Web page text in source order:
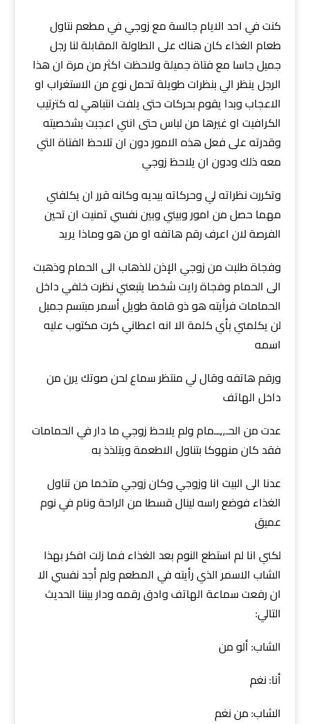
كنت في احد الايام جالسة مع زوجي في مطعم نتاول
طعام الغذاء كان هناك على الطاولة المقابلة لنا رجل
جميل جاسا مع فتاة جميلة ولاحظت اكثر من مرة ان هذا
الرجل ينظر الي بنظرات طويلة تحمل نوع من الاستغراب او
الاعجاب وبدا يقوم بحركات حتى يلفت انتباهي له كترتيب
الكرافيت او غيرها من لباس حتى انني اعجبت بشخصيته
وقدرته على فعل هذه الامور دون ان تلاحظ الفتاة التي
معه ذلك ودون ان يلاحظ زوجي
وتكررت نظراته لي وحركاته بيديه وكانه قرر ان يكلفني
مهما حصل من امور وبيني وبين نفسي تمنيت ان تحين
الفرصة لان اعرف رقم هاتفه او من هو وماذا يريد
وفجاة طلبت من زوجي الإذن للذهاب الى الحمام وذهبت
الى الحمام وفجاة رايت شخصا يتبعني نظرت خلفي داخل
الحمامات فرأيته هو ذو قامة طويل أسمر مبتسم جميل
لن يكلمني بأي كلمة الا انه اعطاني كرت مكتوب عليه
اسمه
ورقم هاتفه وقال لي منتظر سماع لحن صوتك يرن من
داخل الهاتف
عدت من الحـ,,ــمام ولم يلاحظ زوجي ما دار في الحمامات
فقد كان منهوكا بتناول الاطعمة ويتلذذ به
عدنا الى البيت انا وزوجي وكان زوجي متخما من تناول
الغذاء فوضع راسه لينال قسطا من الراحة ونام في نوم
عميق
لكني انا لم استطع النوم بعد الغذاء فما زلت افكر بهذا
الشاب الاسمر الذي رأيته في المطعم ولم أجد نفسي الا
ان رفعت سماعة الهاتف وادق رقمه ودار بيننا الحديث
التالي:
الشاب: ألو من
أنا: نغم
الشاب: من نغم